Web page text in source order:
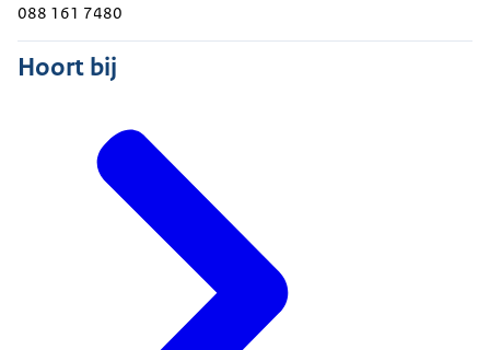
088 161 7480
Hoort bij